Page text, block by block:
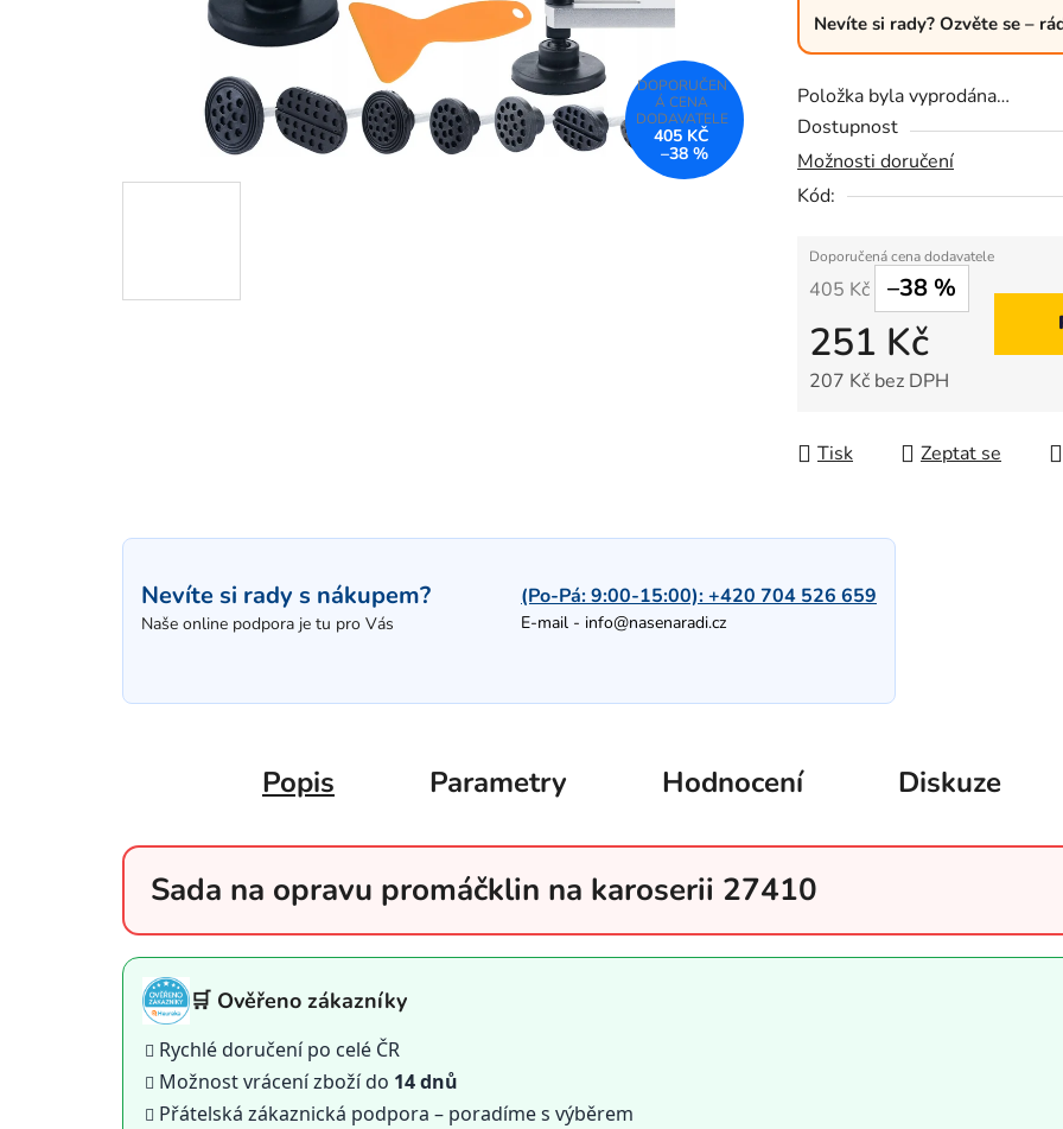
hvězdiček.
Nevíte si rady? Ozvěte se –
Položka byla vyprodána…
Dostupnost
Možnosti doručení
Kód:
405 Kč –38 %
251 Kč
207 Kč bez DPH
Tisk Zeptat se
405 KČ
–38 %
Nevíte si rady s nákupem?
Naše online podpora je tu pro Vás
(Po-Pá: 9:00-15:00):+420 704 526 659
E-mail - info@nasenaradi.cz
Popis Parametry Hodnocení Diskuze
Sada na opravu promáčklin na karoserii 27410
🛒 Ověřeno zákazníky
Rychlé doručení po celé ČR
Možnost vrácení zboží do 14 dnů
Přátelská zákaznická podpora – poradíme s výběrem